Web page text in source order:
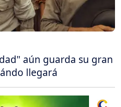
aún guarda su gran
llegará